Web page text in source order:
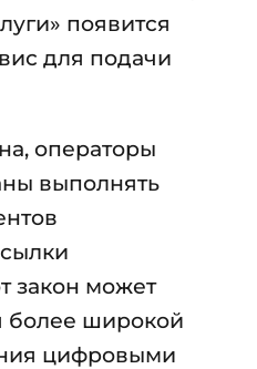
появится
для подачи
операторы
выполнять
закон может
более широкой
цифровыми